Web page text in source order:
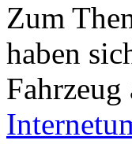
Zum
haben